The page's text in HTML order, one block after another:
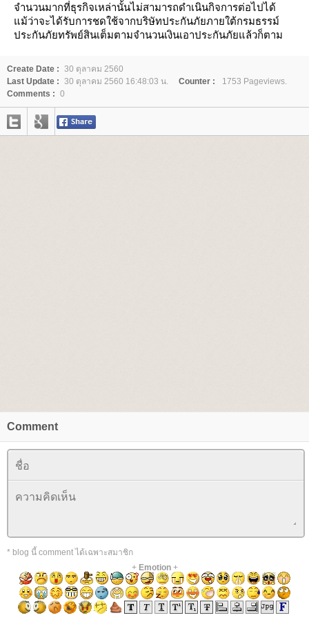
จำนวนมากที่ธุรกิจเหล่านั้นไม่สามารถดำเนินกิจการต่อไปได้
ม้ว่าจะได้รับการชดใช้จากบริษัทประกันภัยภายใต้กรมธรรม์
ประกันภัยทรัพย์สินเต็มตามจำนวนเงินเอาประกันภัยแล้วก็ตาม
Create Date : 30 ตุลาคม 2560
Last Update : 30 ตุลาคม 2560 16:48:03 น. Counter :
1753 Pageviews.
Comments : 0
Comment
* blog นี้ comment ได้เฉพาะสมาชิก
+ Emotion+